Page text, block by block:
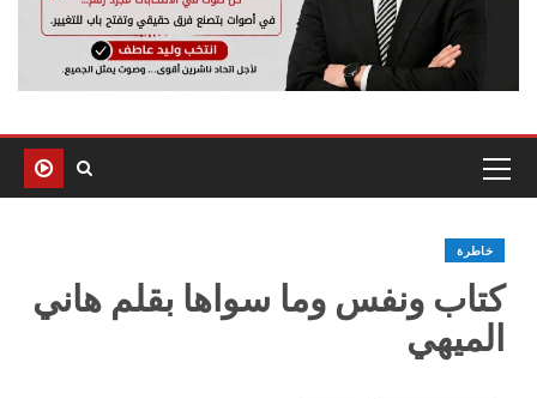
خاطرة
كتاب ونفس وما سواها بقلم هاني
الميهي